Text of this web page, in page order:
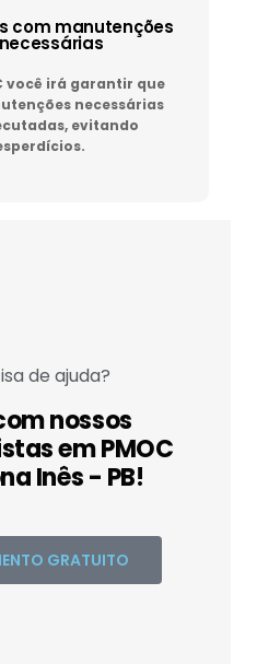
com manutenções
você irá garantir que
necessárias
evitando
de ajuda?
nossos
em PMOC
Inês - PB!
GRATUITO